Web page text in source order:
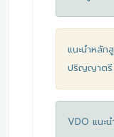
แนะนำหลั
ปริญญาตรี
VDO แนะ